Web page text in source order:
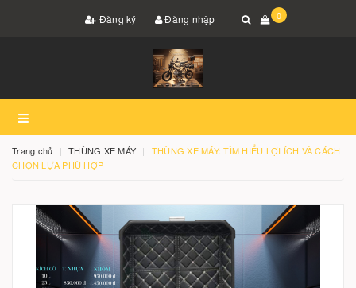
Đăng ký Đăng nhập 0
Trang chủ THÙNG XE MÁY
THÙNG XE MÁY: TÌM HIỂU LỢI ÍCH VÀ CÁCH
CHỌN LỰA PHÙ HỢP